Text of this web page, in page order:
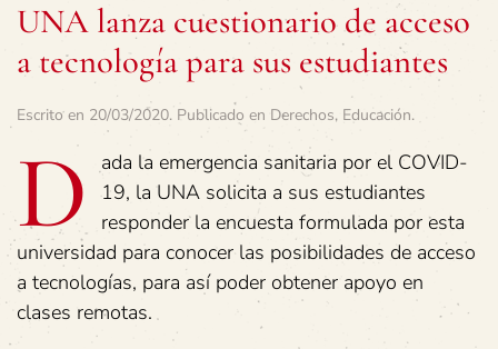
UNA lanza cuestionario de acceso
a tecnología para sus estudiantes
Escrito en 20/03/2020. Publicado en Derechos, Educación.
D
ada la emergencia sanitaria por el COVID-
19, la UNA solicita a sus estudiantes
responder la encuesta formulada por esta
universidad para conocer las posibilidades de acceso
a tecnologías, para así poder obtener apoyo en
clases remotas.